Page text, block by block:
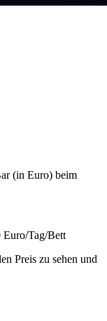
(in Euro) beim
Euro/Tag/Bett
Preis zu sehen und